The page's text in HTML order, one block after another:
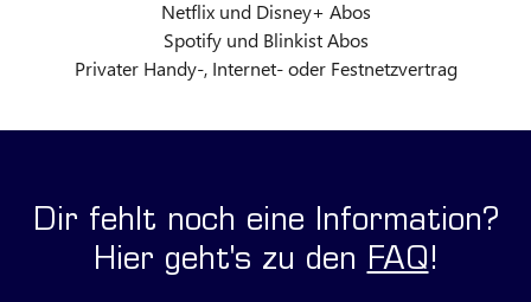
Netflix und Disney+ Abos
Spotify und Blinkist Abos
Privater Handy-, Internet- oder Festnetzvertrag
Dir fehlt noch eine Information?
Hier geht's zu den FAQ!